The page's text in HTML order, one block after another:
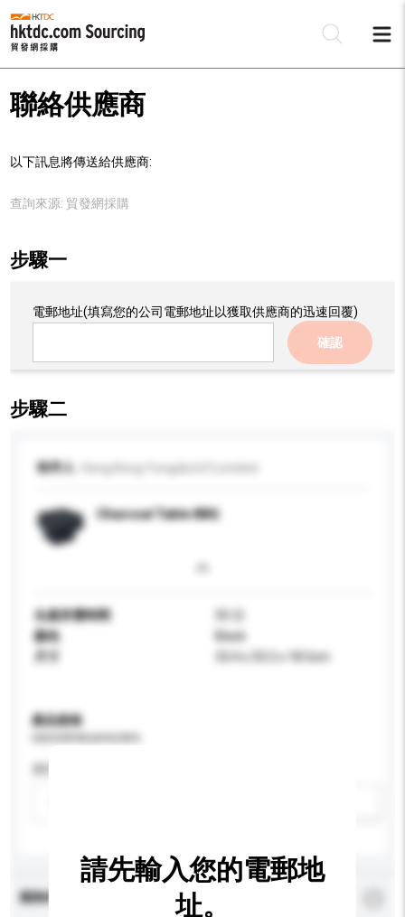
聯絡供應商
以下訊息將傳送給供應商:
查詢來源: 貿發網採購
步驟一
電郵地址(填寫您的公司電郵地址以獲取供應商的迅速回覆)
確認
步驟二
收件人
Charcoal Table BBQ
生產所需時間
50 日
顏色
Black
33.4 x 33.2 x 18.5cm
產品規格
查詢內容
請先輸入您的電郵地
址。